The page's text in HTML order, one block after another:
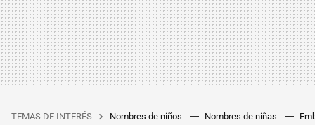
TEMAS DE INTERÉS Nombres de niños Nombres de niñas